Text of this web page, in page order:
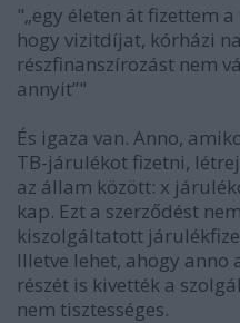
"„egy életen át fizettem
hogy vizitdíjat, kórházi
részfinanszírozást nem
annyit”"
És igaza van. Anno,
TB-járulékot fizetni,
az állam között: x
kap. Ezt a szerződést
kiszolgáltatott
Illetve lehet, ahogy anno
részét is kivették a
nem tisztességes.